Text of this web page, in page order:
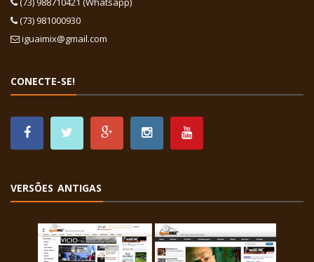
(73) 981000930
iguaimix@gmail.com
CONECTE-SE!
VERSÕES ANTIGAS